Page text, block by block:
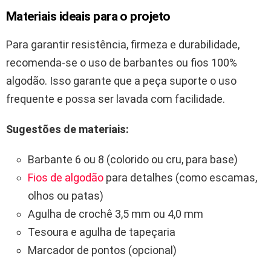
Materiais ideais para o projeto
Para garantir resistência, firmeza e durabilidade,
recomenda-se o uso de barbantes ou fios 100%
algodão. Isso garante que a peça suporte o uso
frequente e possa ser lavada com facilidade.
Sugestões de materiais:
Barbante 6 ou 8 (colorido ou cru, para base)
Fios de algodão para detalhes (como escamas,
olhos ou patas)
Agulha de crochê 3,5 mm ou 4,0 mm
Tesoura e agulha de tapeçaria
Marcador de pontos (opcional)